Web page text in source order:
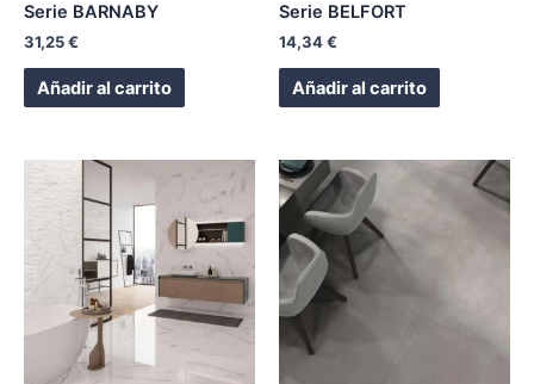
Serie BARNABY
31,25€
Añadir al carrito
Serie BELFORT
14,34€
Añadir al carrito